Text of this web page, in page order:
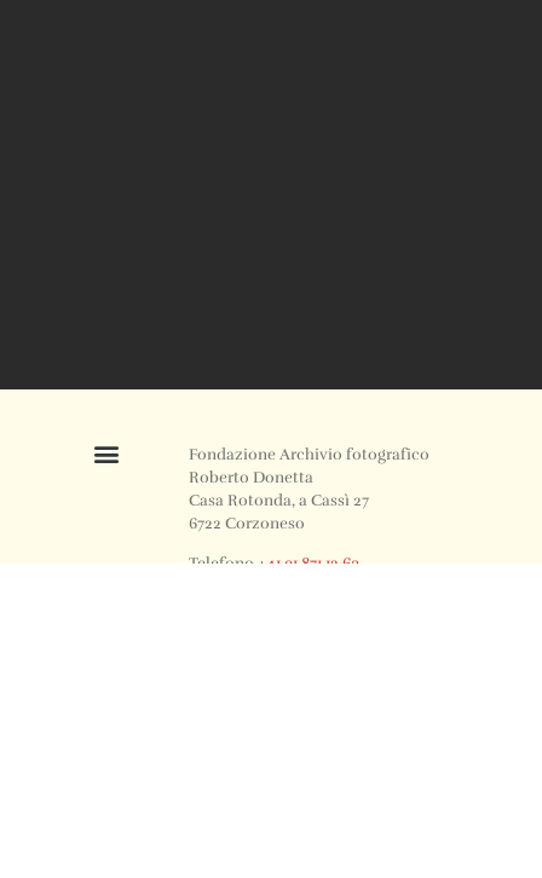
Fondazione Archivio fotografico
Roberto Donetta
Casa Rotonda, a Cassì 27
6722 Corzoneso
Telefono +41 91 871 12 63